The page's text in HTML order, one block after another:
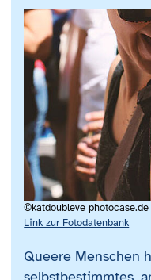
©katdoubleve photocase.de
Link zur Fotodatenbank
Queere Menschen